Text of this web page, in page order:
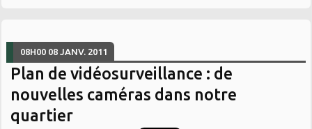
08H00 08 JANV. 2011
Plan de vidéosurveillance : de
nouvelles caméras dans notre
quartier